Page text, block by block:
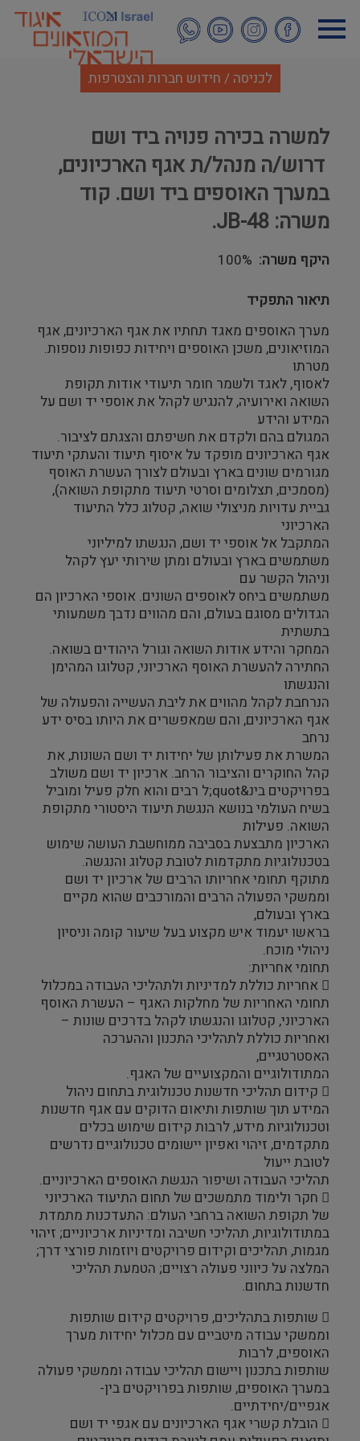
לתוכן
העיקרי
לכניסה / חידוש חברות והצטרפות
למשרה בכירה פנויה ביד ושם
דרוש/ה מנהל/ת אגף הארכיונים,
במערך האוספים ביד ושם. קוד
משרה: JB-48.
היקף משרה 100%
תיאור התפקיד
מערך האוספים מאגד תחתיו את אגף הארכיונים, אגף
המוזיאונים, משכן האוספים ויחידות כפופות נוספות.
מטרתו
לאסוף, לאגד ולשמר חומר תיעודי אודות תקופת
השואה ואירועיה, להנגיש לקהל את אוספי יד ושם על
המידע והידע
המגולם בהם ולקדם את חשיפתם והצגתם לציבור.
אגף הארכיונים מופקד על איסוף תיעוד והעתקי תיעוד
מגורמים שונים בארץ ובעולם לצורך העשרת האוסף
(מסמכים, תצלומים וסרטי תיעוד מתקופת השואה),
גביית עדויות מניצולי שואה, קטלוג כלל התיעוד
הארכיוני
המתקבל אל אוספי יד ושם, הנגשתו למיליוני
משתמשים בארץ ובעולם ומתן שירותי יעץ לקהל
וניהול הקשר עם
משתמשים ביחס לאוספים השונים. אוספי הארכיון הם
הגדולים מסוגם בעולם, והם מהווים נדבך משמעותי
בתשתית
המחקר והידע אודות השואה וגורל היהודים בשואה.
החתירה להעשרת האוסף הארכיוני, קטלוגו המהימן
והנגשתו
הנרחבת לקהל מהווים את ליבת העשייה והפעולה של
אגף הארכיונים, והם שמאפשרים את היותו בסיס ידע
נרחב
המשרת את פעילותן של יחידות יד ושם השונות, את
קהל החוקרים והציבור הרחב. ארכיון יד ושם משולב
בפרויקטים בינ&quot;ל רבים והוא חלק פעיל ומוביל
בשיח העולמי בנושא הנגשת תיעוד היסטורי מתקופת
השואה. פעילות
הארכיון מתבצעת בסביבה ממוחשבת העושה שימוש
בטכנולוגיות מתקדמות לטובת קטלוג והנגשה.
מתוקף תחומי אחריותו הרבים של ארכיון יד ושם
וממשקי הפעולה הרבים והמורכבים שהוא מקיים
בארץ ובעולם,
בראשו יעמוד איש מקצוע בעל שיעור קומה וניסיון
ניהולי מוכח.
תחומי אחריות:
 אחריות כוללת למדיניות ולתהליכי העבודה במכלול
תחומי האחריות של מחלקות האגף – העשרת האוסף
הארכיוני, קטלוגו והנגשתו לקהל בדרכים שונות –
ואחריות כוללת לתהליכי התכנון וההערכה
האסטרטגיים,
המתודולוגיים והמקצועיים של האגף.
 קידום תהליכי חדשנות טכנולוגית בתחום ניהול
המידע תוך שותפות ותיאום הדוקים עם אגף חדשנות
וטכנולוגיות מידע, לרבות קידום שימוש בכלים
מתקדמים, זיהוי ואפיון יישומים טכנולוגיים נדרשים
לטובת ייעול
תהליכי העבודה ושיפור הנגשת האוספים הארכיוניים.
 חקר ולימוד מתמשכים של תחום התיעוד הארכיוני
של תקופת השואה ברחבי העולם: התעדכנות מתמדת
במתודולוגיות, תהליכי חשיבה ומדיניות ארכיוניים; זיהוי
מגמות, תהליכים וקידום פרויקטים ויוזמות פורצי דרך;
המלצה על כיווני פעולה רצויים; הטמעת תהליכי
חדשנות בתחום.
 שותפות בתהליכים, פרויקטים קידום שותפות
וממשקי עבודה מיטביים עם מכלול יחידות מערך
האוספים, לרבות
שותפות בתכנון ויישום תהליכי עבודה וממשקי פעולה
במערך האוספים, שותפות בפרויקטים בין-
אגפיים/יחידתיים.
 הובלת קשרי אגף הארכיונים עם אגפי יד ושם